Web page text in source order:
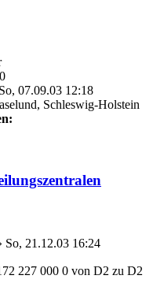
So, 07.09.03 12:18
Schleswig-Holstein
So, 21.12.03 16:24
227 000 0 von D2 zu D2